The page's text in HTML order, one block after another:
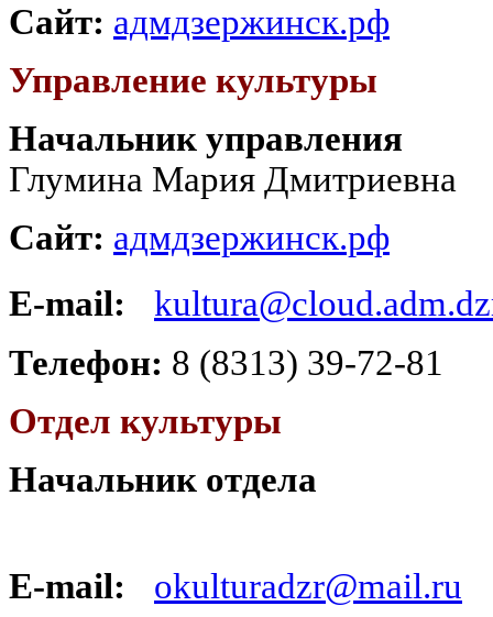
Сайт: адмдзержинск.рф
Управление культуры
Начальник управления
Глумина Мария Дмитриевна
Сайт: адмдзержинск.рф
E-mail:
Телефон: 8 (8313) 39-72-81
Отдел культуры
Начальник отдела
E-mail:
okulturadzr@mail.ru